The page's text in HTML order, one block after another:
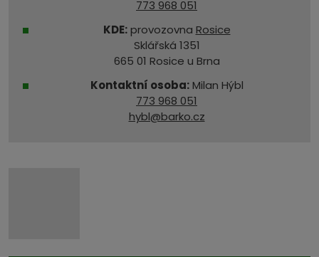
773 968 051
KDE:provozovna Rosice
Sklářská 1351
665 01 Rosice u Brna
Kontaktní osoba:Milan Hýbl
773 968 051
hybl@barko.cz